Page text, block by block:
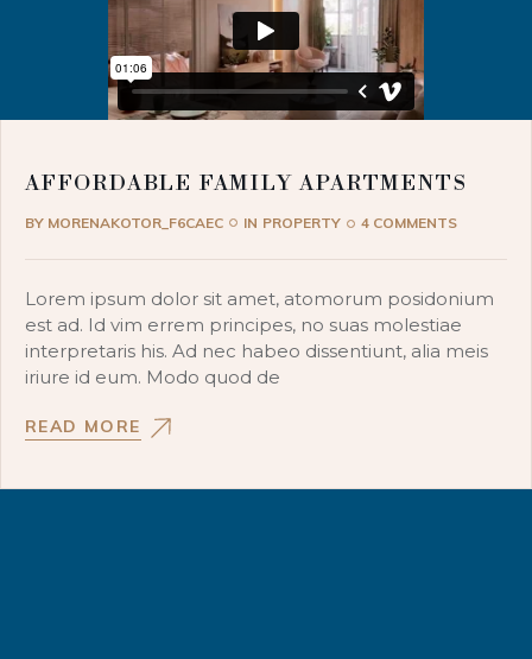
AFFORDABLE FAMILY APARTMENTS
BY MORENAKOTOR_F6CAEC IN PROPERTY 4 COMMENTS
Lorem ipsum dolor sit amet, atomorum posidonium
est ad. Id vim errem principes, no suas molestiae
interpretaris his. Ad nec habeo dissentiunt, alia meis
iriure id eum. Modo quod de
READ MORE